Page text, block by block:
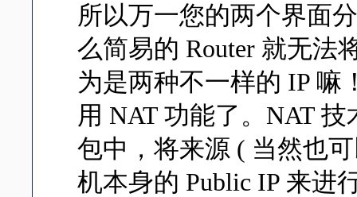
所以万一您的两个界面
么简易的 Router 就无法
为是两种不一样的 IP 嘛
用 NAT 功能了。NAT
包中，将来源 ( 当然也
机本身的 Public IP 来进